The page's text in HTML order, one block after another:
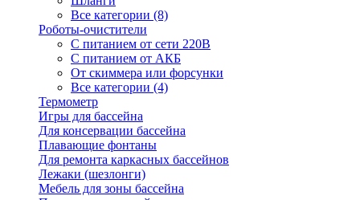
Все категории (8)
Роботы-очистители
С питанием от сети 220В
С питанием от АКБ
От скиммера или форсунки
Все категории (4)
Термометр
Игры для бассейна
Для консервации бассейна
Плавающие фонтаны
Для ремонта каркасных бассейнов
Лежаки (шезлонги)
Мебель для зоны бассейна